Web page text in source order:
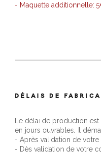
- Maquette additionnelle:
DÉLAIS DE
Le délai de production
en jours ouvrables. Il
- Après validation de votre
- Dès validation de votre